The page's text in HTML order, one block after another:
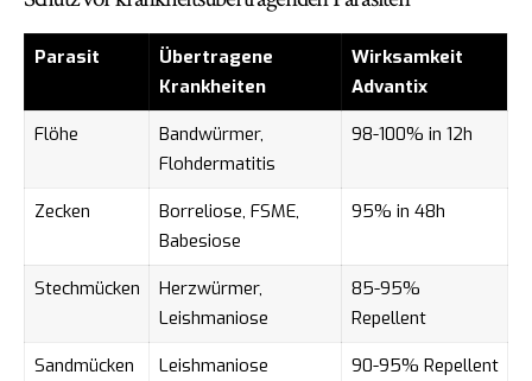
Parasit
Übertragene
Krankheiten
Wirksamkeit
Advantix
Flöhe
Bandwürmer,
Flohdermatitis
98-100% in 12h
Zecken
Borreliose, FSME,
Babesiose
95% in 48h
Stechmücken
Herzwürmer,
Leishmaniose
85-95%
Repellent
Sandmücken
Leishmaniose 90-95% Repellent